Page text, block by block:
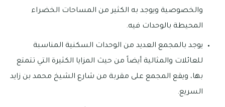
والخصوصية ويوجد به الكثير من المساحات الخضراء
المحيطة بالوحدات فيه.
يوجد بالمجمع العديد من الوحدات السكنية المناسبة
للعائلات والمثالية أيضاً من حيث المزايا الكثيرة التي تتمتع
بها، ويقع المجمع على مقربة من شارع الشيخ محمد بن زايد
السريع.